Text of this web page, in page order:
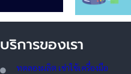
บริการของเรา
ทดลองผลิต เช่าใช้เครื่องมือ